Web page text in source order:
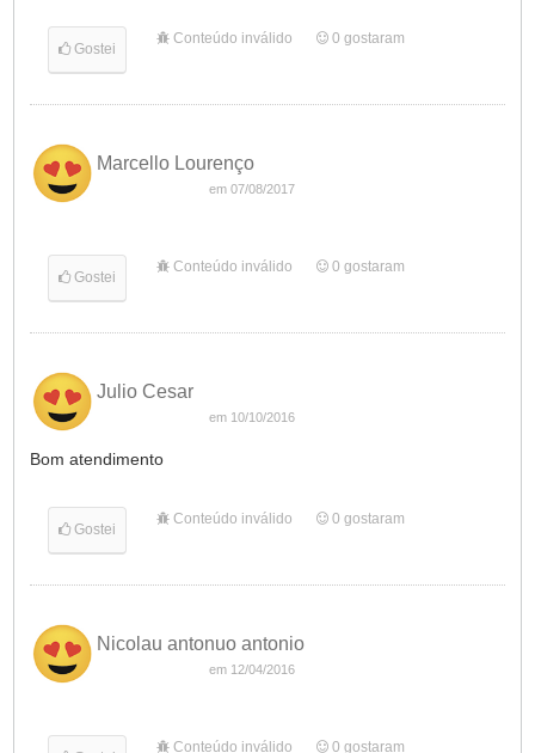
Gostei
Conteúdo inválido 0 gostaram
Marcello Lourenço
em 07/08/2017
Gostei
Conteúdo inválido 0 gostaram
Julio Cesar
em 10/10/2016
Bom atendimento
Gostei
Conteúdo inválido 0 gostaram
Nicolau antonuo antonio
em 12/04/2016
Conteúdo inválido 0 gostaram